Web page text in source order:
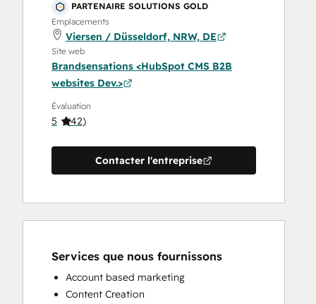
PARTENAIRE SOLUTIONS GOLD
Emplacements
Viersen / Düsseldorf, NRW, DE
Site web
Brandsensations <HubSpot CMS B2B
websites Dev.>
Évaluation
5 (42)
Contacter l'entreprise
Services que nous fournissons
Account based marketing
Content Creation